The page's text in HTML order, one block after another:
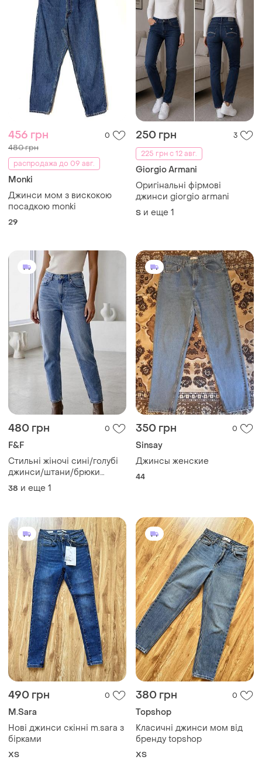
456 грн 0
480 грн
распродажа до 09 авг.
Monki
Джинси мом з вискокою
посадкою monki
29
250 грн
3
225 грн с 12 авг.
Giorgio Armani
Оригінальні фірмові
джинси giorgio armani
S и еще 1
480 грн 0
F&F
Стильні жіночі сині/голубі
джинси/штани/брюки
f&f,розмір 39
38 и еще 1
350 грн 0
Sinsay
Джинсы женские
44
490 грн 0
M.Sara
Нові джинси скінні m.sara з
бірками
XS
380 грн 0
Topshop
Класичні джинси мом від
бренду topshop
XS